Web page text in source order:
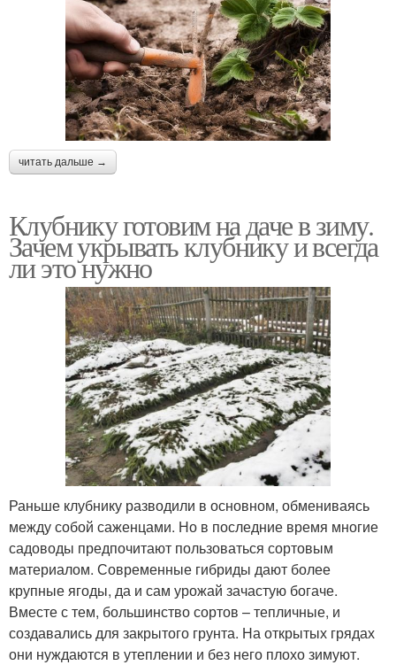
читать дальше →
Клубнику готовим на даче в зиму.
Зачем укрывать клубнику и всегда
ли это нужно
Раньше клубнику разводили в основном, обмениваясь
между собой саженцами. Но в последние время многие
садоводы предпочитают пользоваться сортовым
материалом. Современные гибриды дают более
крупные ягоды, да и сам урожай зачастую богаче.
Вместе с тем, большинство сортов – тепличные, и
создавались для закрытого грунта. На открытых грядах
они нуждаются в утеплении и без него плохо зимуют.